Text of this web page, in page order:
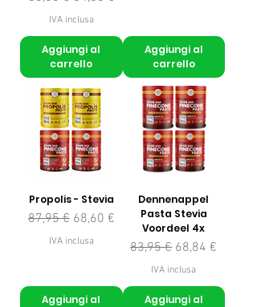
IVA inclusa
Aggiungi al
carrello
Aggiungi al
carrello
Propolis - Stevia
Prezzo regolare
87,95 € Prezzo scontato
68,60 €
IVA inclusa
Aggiungi al
Dennenappel
Pasta Stevia
Voordeel 4x
Prezzo regolare
83,95 € Prezzo scontato
68,84 €
IVA inclusa
Aggiungi al